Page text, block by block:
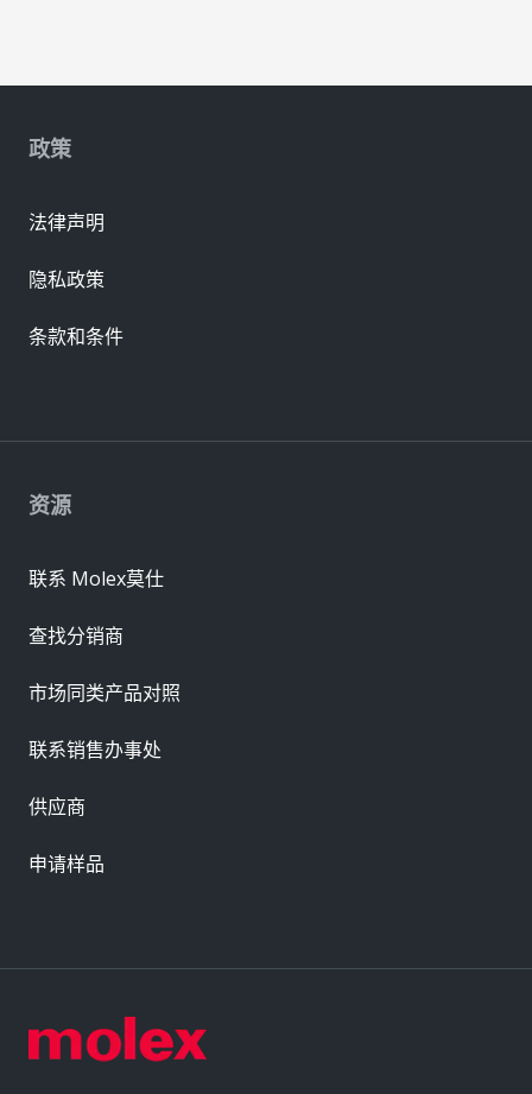
资源
联系 Molex莫仕
查找分销商
市场同类产品对照
联系销售办事处
供应商
申请样品
政策
法律声明
隐私政策
条款和条件